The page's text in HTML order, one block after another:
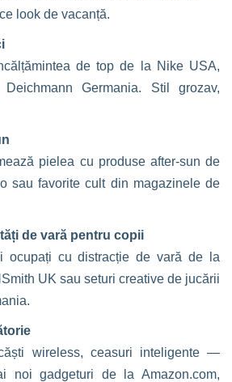
look de vacanță.
de top de la Nike USA,
Germania. Stil grozav,
pielea cu produse after-sun de
sau favorite cult din magazinele de
de vară pentru copii
ocupați cu distracție de vară de la
UK sau seturi creative de jucării
wireless, ceasuri inteligente —
noi gadgeturi de la Amazon.com,